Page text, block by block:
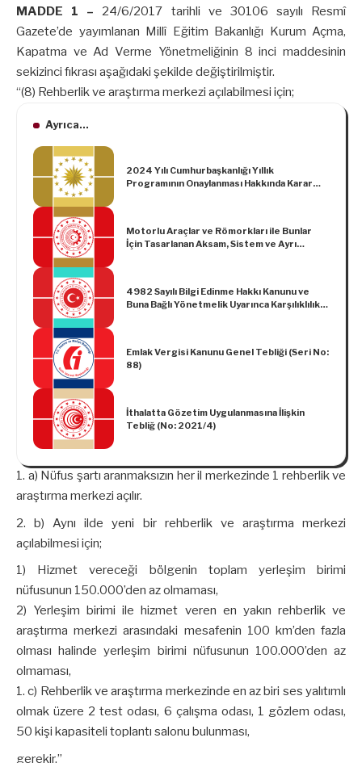
MADDE 1 – 24/6/2017 tarihli ve 30106 sayılı Resmî
Gazete’de yayımlanan Millî Eğitim Bakanlığı Kurum Açma,
Kapatma ve Ad Verme Yönetmeliğinin 8 inci maddesinin
sekizinci fıkrası aşağıdaki şekilde değiştirilmiştir.
“(8) Rehberlik ve araştırma merkezi açılabilmesi için;
Ayrıca...
2024 Yılı Cumhurbaşkanlığı Yıllık
Programının Onaylanması Hakkında Karar
Motorlu Araçlar ve Römorkları ile Bunlar
İçin Tasarlanan Aksam, Sistem ve Ayrı
Yönetmeliği (AB/2019/2144)’nde Değişiklik
Yapılmasına Dair Yönetmelik
4982 Sayılı Bilgi Edinme Hakkı Kanunu ve
Buna Bağlı Yönetmelik Uyarınca Karşılıklılık
Emlak Vergisi Kanunu Genel Tebliği (Seri No:
88)
İthalatta Gözetim Uygulanmasına İlişkin
Tebliğ (No: 2021/4)
a) Nüfus şartı aranmaksızın her il merkezinde 1 rehberlik ve
araştırma merkezi açılır.
b) Aynı ilde yeni bir rehberlik ve araştırma merkezi
açılabilmesi için;
1) Hizmet vereceği bölgenin toplam yerleşim birimi
nüfusunun 150.000’den az olmaması,
2) Yerleşim birimi ile hizmet veren en yakın rehberlik ve
araştırma merkezi arasındaki mesafenin 100 km’den fazla
olması halinde yerleşim birimi nüfusunun 100.000’den az
olmaması,
c) Rehberlik ve araştırma merkezinde en az biri ses yalıtımlı
olmak üzere 2 test odası, 6 çalışma odası, 1 gözlem odası,
50 kişi kapasiteli toplantı salonu bulunması,
gerekir.”